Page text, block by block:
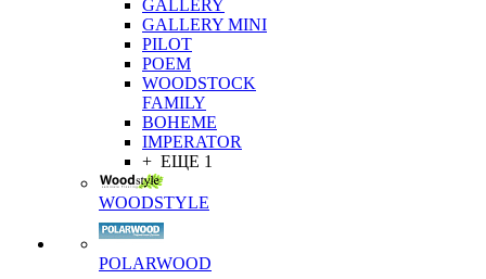
GALLERY
GALLERY MINI
PILOT
POEM
WOODSTOCK
FAMILY
BOHEME
IMPERATOR
+ ЕЩЕ 1
WOODSTYLE
POLARWOOD